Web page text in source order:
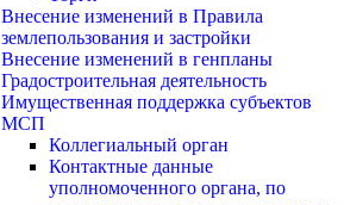
Внесение изменений в Правила
землепользования и застройки
Внесение изменений в генпланы
Градостроительная деятельность
Имущественная поддержка субъектов
МСП
Коллегиальный орган
Контактные данные
уполномоченного органа, по